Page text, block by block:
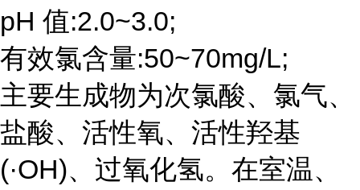
pH 值:2.0~3.0;
有效氯含量:50~70mg/L;
主要生成物为次氯酸、氯气、
盐酸、活性氧、活性羟基
(·OH)、过氧化氢。在室温、